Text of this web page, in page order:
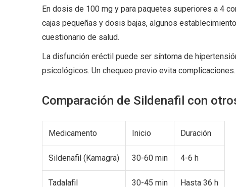
En dosis de 100 mg y para paquetes superiores a 4
cajas pequeñas y dosis bajas, algunos
cuestionario de salud.
La disfunción eréctil puede ser síntoma de
psicológicos. Un chequeo previo evita complicaciones.
Comparación de Sildenafil con
Medicamento Inicio Duración
Sildenafil (Kamagra) 30-60 min 4-6 h
Tadalafil 30-45 min Hasta 36 h